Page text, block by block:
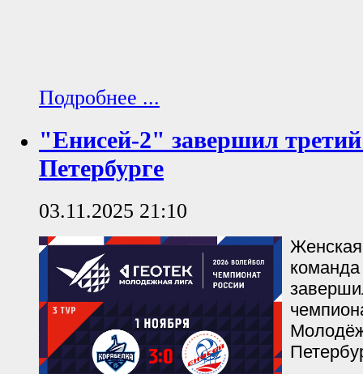
Подробнее ...
"Енисей-2" завершил
Петербурге
03.11.2025 21:10